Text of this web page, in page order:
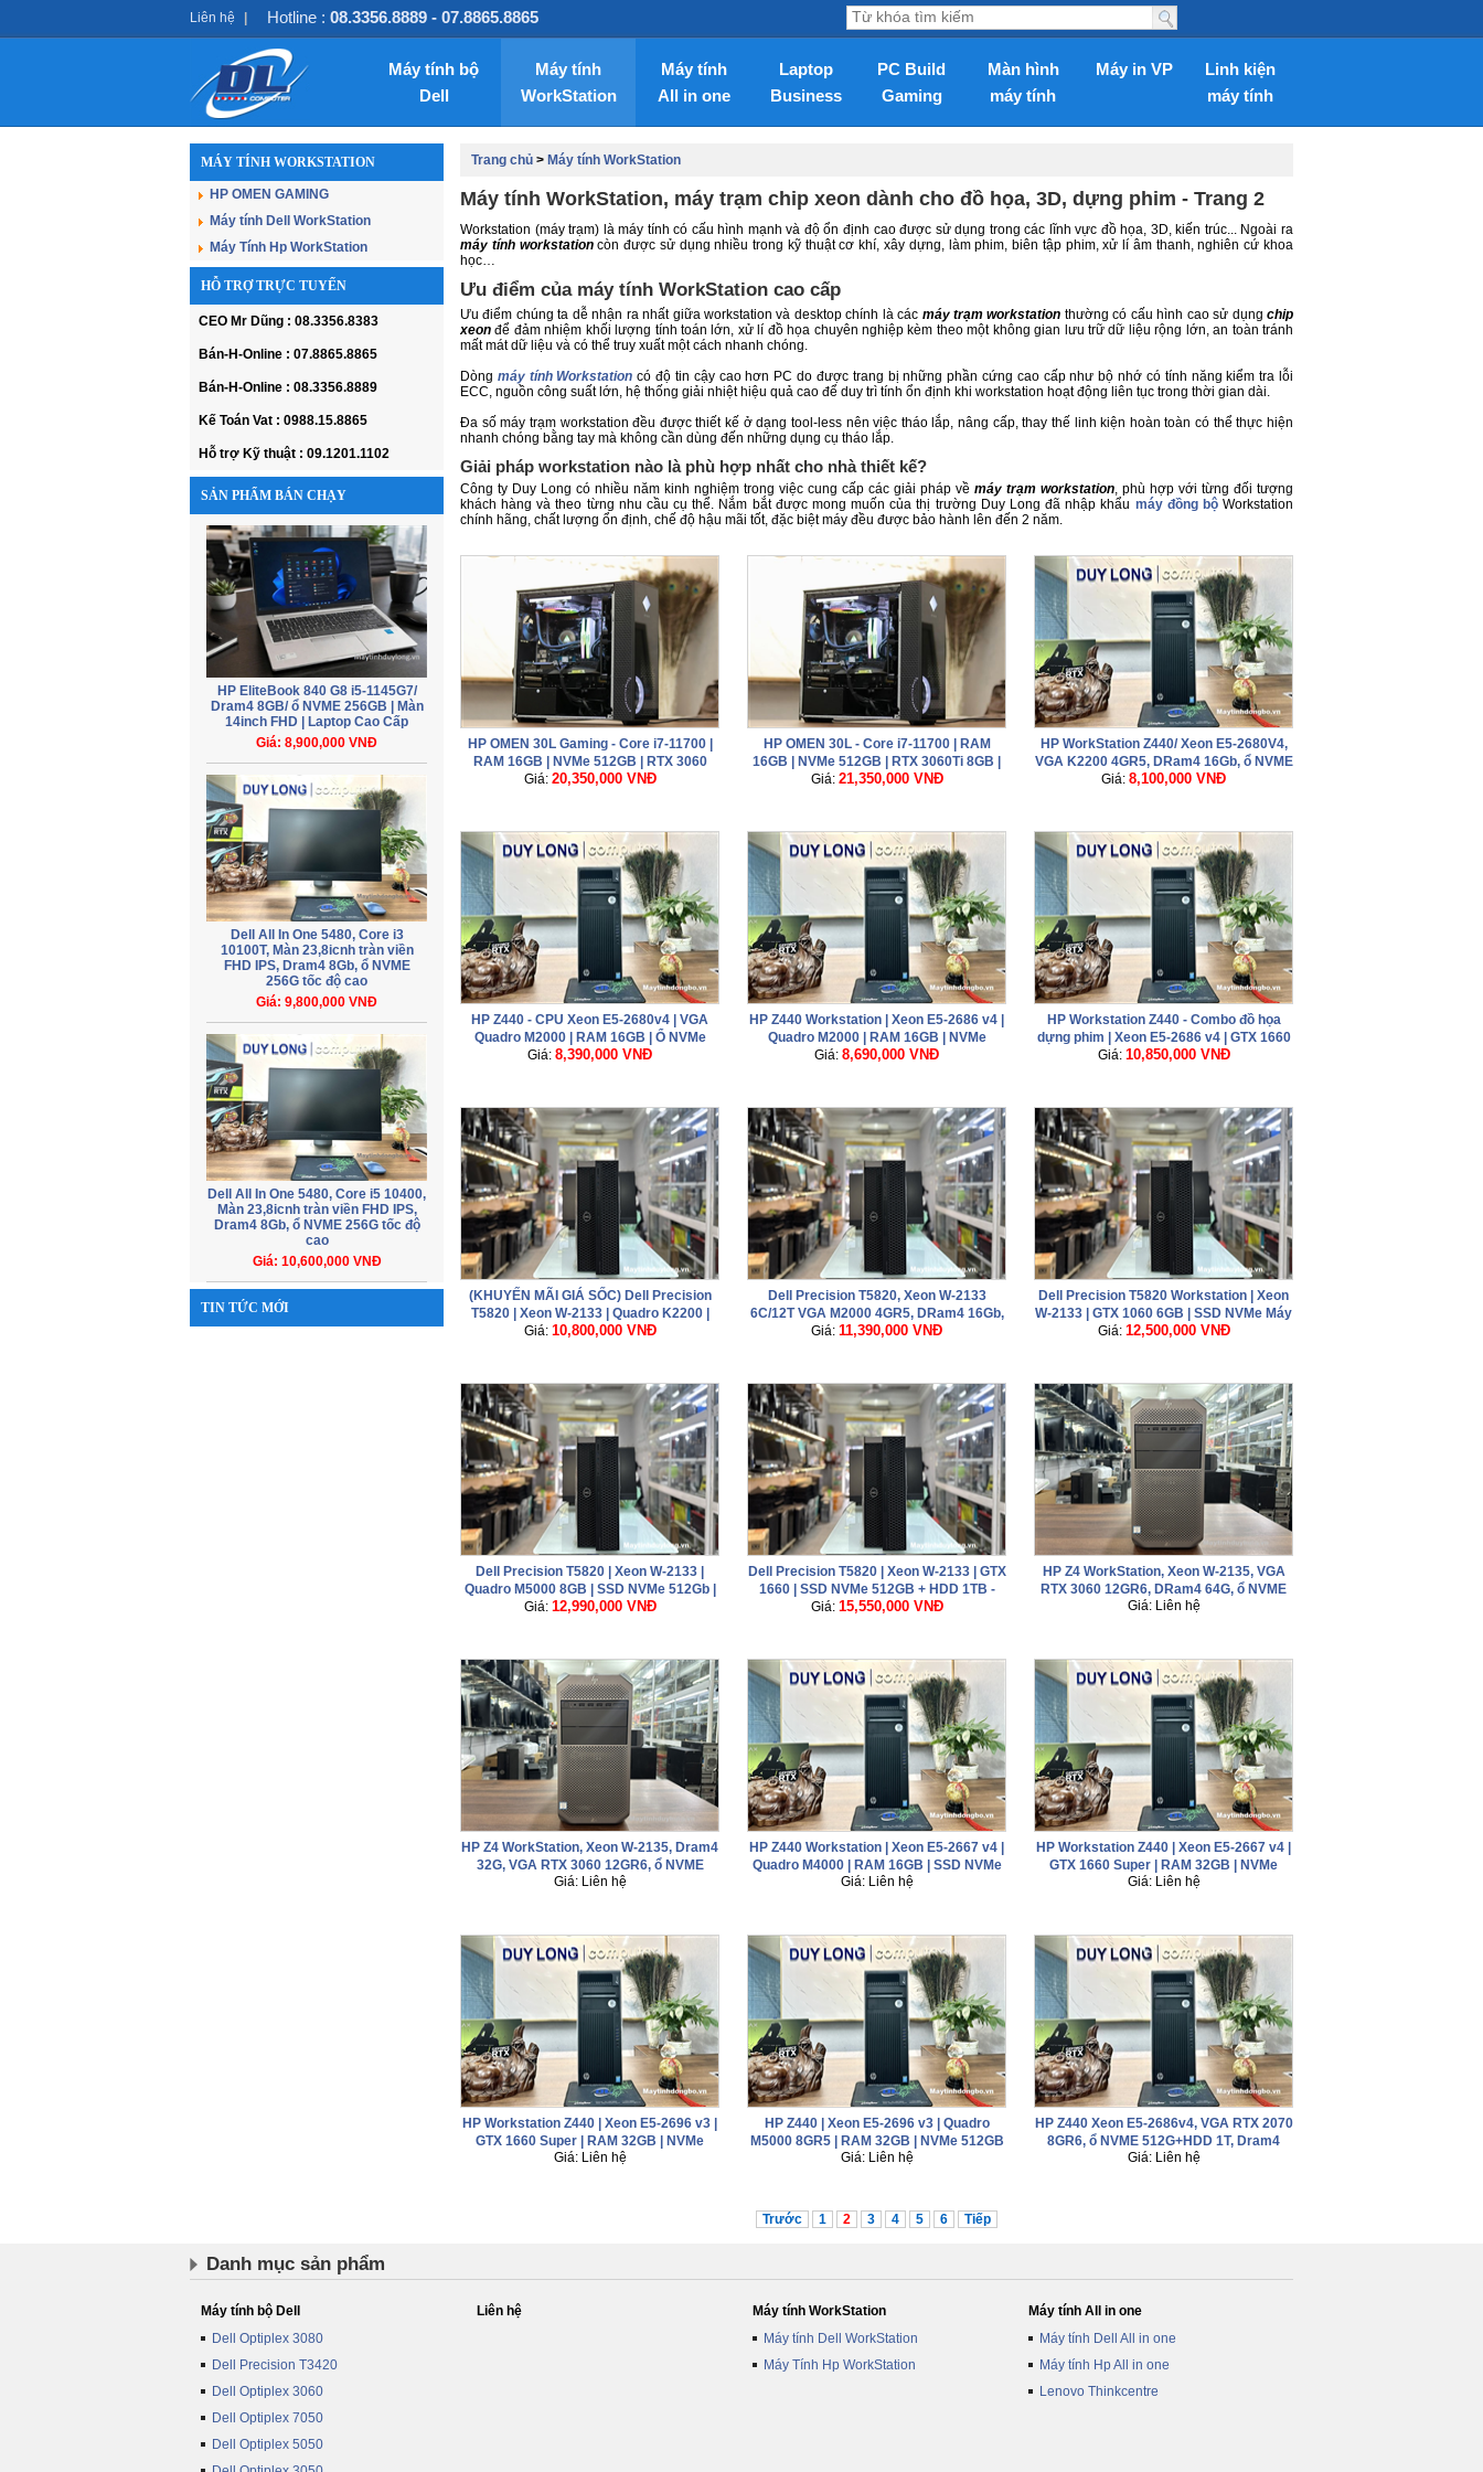
Linh kiện
máy tính
Máy in VP
Màn hình
máy tính
PC Build
Gaming
Laptop
Business
Máy tính
All in one
Máy tính
WorkStation
Máy tính bộ
Dell
MÁY TÍNH WORKSTATION
HP OMEN GAMING
Máy tính Dell WorkStation
Máy Tính Hp WorkStation
HỖ TRỢ TRỰC TUYẾN
CEO Mr Dũng : 08.3356.8383
Bán-H-Online : 07.8865.8865
Bán-H-Online : 08.3356.8889
Kế Toán Vat : 0988.15.8865
Hỗ trợ Kỹ thuật : 09.1201.1102
SẢN PHẨM BÁN CHẠY
HP EliteBook 840 G8 i5-1145G7/
Dram4 8GB/ ổ NVME 256GB | Màn
14inch FHD | Laptop Cao Cấp
Giá: 8,900,000 VNĐ
Dell All In One 5480, Core i3
10100T, Màn 23,8icnh tràn viền
FHD IPS, Dram4 8Gb, ổ NVME
256G tốc độ cao
Giá: 9,800,000 VNĐ
Dell All In One 5480, Core i5 10400,
Màn 23,8icnh tràn viền FHD IPS,
Dram4 8Gb, ổ NVME 256G tốc độ
cao
Giá: 10,600,000 VNĐ
TIN TỨC MỚI
Trang chủ > Máy tính WorkStation
Máy tính WorkStation, máy trạm chip xeon dành cho đồ họa, 3D, dựng phim - Trang 2
Workstation (máy trạm) là máy tính có cấu hình mạnh và độ ổn định cao được sử dụng trong các lĩnh vực đồ họa, 3D, kiến trúc... Ngoài ra
máy tính workstationcòn được sử dụng nhiều trong kỹ thuật cơ khí, xây dựng, làm phim, biên tập phim, xử lí âm thanh, nghiên cứ khoa
học…
Ưu điểm của máy tính WorkStation cao cấp
Ưu điểm chúng ta dễ nhận ra nhất giữa workstation và desktop chính là các máy trạm workstation thường có cấu hình cao sử dụngchip
xeon để đảm nhiệm khối lượng tính toán lớn, xử lí đồ họa chuyên nghiệp kèm theo một không gian lưu trữ dữ liệu rộng lớn, an toàn tránh
mất mát dữ liệu và có thể truy xuất một cách nhanh chóng.
Dòng máy tính Workstation có độ tin cậy cao hơn PC do được trang bị những phần cứng cao cấp như bộ nhớ có tính năng kiểm tra lỗi
ECC, nguồn công suất lớn, hệ thống giải nhiệt hiệu quả cao để duy trì tính ổn định khi workstation hoạt động liên tục trong thời gian dài.
Đa số máy trạm workstation đều được thiết kế ở dạng tool-less nên việc tháo lắp, nâng cấp, thay thế linh kiện hoàn toàn có thể thực hiện
nhanh chóng bằng tay mà không cần dùng đến những dụng cụ tháo lắp.
Giải pháp workstation nào là phù hợp nhất cho nhà thiết kế?
Công ty Duy Long có nhiều năm kinh nghiệm trong việc cung cấp các giải pháp về máy trạm workstation, phù hợp với từng đối tượng
khách hàng và theo từng nhu cầu cụ thể. Nắm bắt được mong muốn của thị trường Duy Long đã nhập khẩu máy đồng bộWorkstation
chính hãng, chất lượng ổn định, chế độ hậu mãi tốt, đặc biệt máy đều được bảo hành lên đến 2 năm.
HP OMEN 30L Gaming - Core i7-11700 |
RAM 16GB | NVMe 512GB | RTX 3060
12GB | Tản Nước 120 ZIN
Giá: 20,350,000 VNĐ
HP OMEN 30L - Core i7-11700 | RAM
16GB | NVMe 512GB | RTX 3060Ti 8GB |
Tản Nước 120 ZIN
Giá: 21,350,000 VNĐ
HP WorkStation Z440/ Xeon E5-2680V4,
VGA K2200 4GR5, DRam4 16Gb, ổ NVME
256Gb
Giá: 8,100,000 VNĐ
HP Z440 - CPU Xeon E5-2680v4 | VGA
Quadro M2000 | RAM 16GB | Ổ NVMe
256GB
Giá: 8,390,000 VNĐ
HP Z440 Workstation | Xeon E5-2686 v4 |
Quadro M2000 | RAM 16GB | NVMe
256GB
Giá: 8,690,000 VNĐ
HP Workstation Z440 - Combo đồ họa
dựng phim | Xeon E5-2686 v4 | GTX 1660
Super | RAM 16GB | NVMe 512GB
Giá: 10,850,000 VNĐ
(KHUYẾN MÃI GIÁ SỐC) Dell Precision
T5820 | Xeon W-2133 | Quadro K2200 |
RAM 16GB | NVMe 512GB
Giá: 10,800,000 VNĐ
Dell Precision T5820, Xeon W-2133
6C/12T VGA M2000 4GR5, DRam4 16Gb,
Ổ nvme 512G
Giá: 11,390,000 VNĐ
Dell Precision T5820 Workstation | Xeon
W-2133 | GTX 1060 6GB | SSD NVMe Máy
trạm đồ họa
Giá: 12,500,000 VNĐ
Dell Precision T5820 | Xeon W-2133 |
Quadro M5000 8GB | SSD NVMe 512Gb |
Máy trạm đồ họa 3D mạnh mẽ
Giá: 12,990,000 VNĐ
Dell Precision T5820 | Xeon W-2133 | GTX
1660 | SSD NVMe 512GB + HDD 1TB -
Máy trạm đồ họa giá tốt
Giá: 15,550,000 VNĐ
HP Z4 WorkStation, Xeon W-2135, VGA
RTX 3060 12GR6, DRam4 64G, ổ NVME
512Gb + HDD 2T
Giá: Liên hệ
HP Z4 WorkStation, Xeon W-2135, Dram4
32G, VGA RTX 3060 12GR6, ổ NVME
512Gb
Giá: Liên hệ
HP Z440 Workstation | Xeon E5-2667 v4 |
Quadro M4000 | RAM 16GB | SSD NVMe
512GB
Giá: Liên hệ
HP Workstation Z440 | Xeon E5-2667 v4 |
GTX 1660 Super | RAM 32GB | NVMe
512GB + HDD 1TB
Giá: Liên hệ
HP Workstation Z440 | Xeon E5-2696 v3 |
GTX 1660 Super | RAM 32GB | NVMe
512GB + HDD 1TB
Giá: Liên hệ
HP Z440 | Xeon E5-2696 v3 | Quadro
M5000 8GR5 | RAM 32GB | NVMe 512GB
+ HDD 1TB
Giá: Liên hệ
HP Z440 Xeon E5-2686v4, VGA RTX 2070
8GR6, ổ NVME 512G+HDD 1T, Dram4
32G - Siêu nhanh
Giá: Liên hệ
Trước 1 2 3 4 5 6 Tiếp
Liên hệ Hotline : 08.3356.8889 - 07.8865.8865
Danh mục sản phẩm
Máy tính bộ Dell
Dell Optiplex 3080
Dell Precision T3420
Dell Optiplex 3060
Dell Optiplex 7050
Dell Optiplex 5050
Liên hệ
Máy tính WorkStation
Máy tính Dell WorkStation
Máy Tính Hp WorkStation
Máy tính All in one
Máy tính Dell All in one
Máy tính Hp All in one
Lenovo Thinkcentre